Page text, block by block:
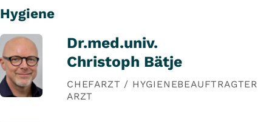
Hygiene
Dr.med.univ.
Christoph Bätje
CHEFARZT / HYGIENEBEAUFTRAGTER
ARZT